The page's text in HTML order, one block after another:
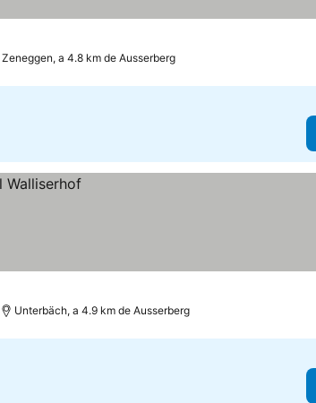
Zeneggen, a 4.8 km de Ausserberg
Unterbäch, a 4.9 km de Ausserberg